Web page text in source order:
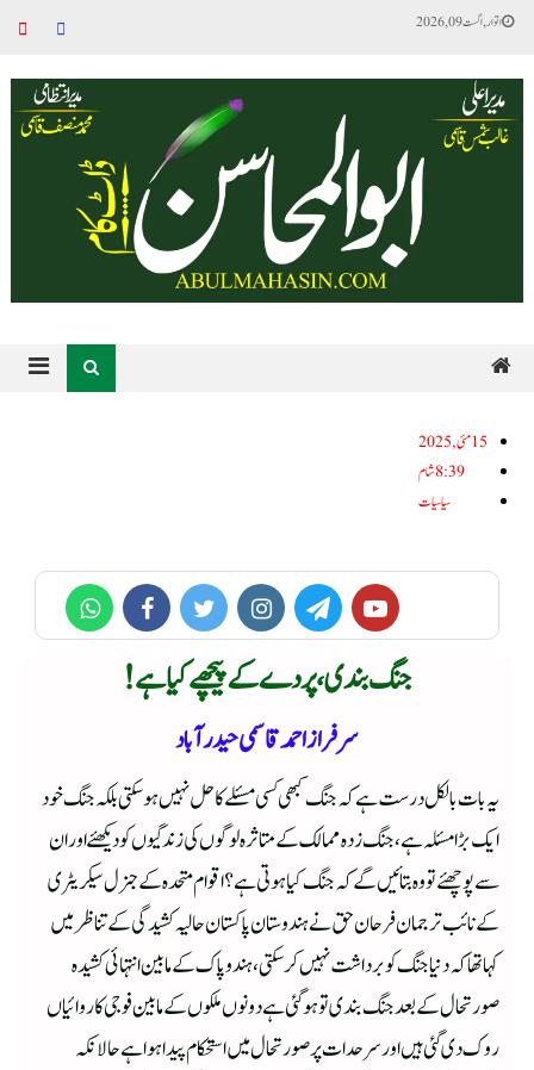
اتوار, اگست 09, 2026
15مئی, 2025
8:39 شام
سیاسیات
جنگ بندی ، پردے کے پیچھے کیا ہے!
سرفراز احمد قاسمی حیدرآباد
یہ بات بالکل درست ہے کہ جنگ کبھی کسی مسئلے کا حل نہیں ہوسکتی بلکہ جنگ خود
ایک بڑا مسئلہ ہے،جنگ زدہ ممالک کے متاثرہ لوگوں کی زندگیوں کو دیکھئے اور ان
سے پوچھئے تو وہ بتائیں گے کہ جنگ کیا ہوتی ہے؟ اقوام متحدہ کے جنرل سیکریٹری
کے نائب ترجمان فرحان حق نے ہندوستان پاکستان حالیہ کشیدگی کے تناظر میں
کہا تھا کہ دنیا جنگ کو برداشت نہیں کرسکتی،ہندو پاک کے مابین انتہائی کشیدہ
صورتحال کے بعد جنگ بندی تو ہو گئی ہے دونوں ملکوں کے مابین فوجی کاروائیاں
روک دی گئی ہیں اور سرحدات پر صورتحال میں استحکام پیدا ہوا ہے حالانکہ